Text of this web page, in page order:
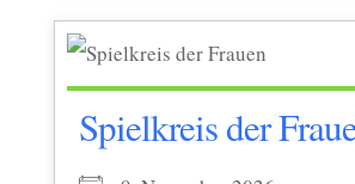
Spielkreis der